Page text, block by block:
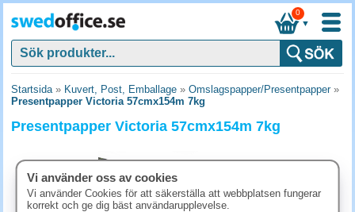
▼
0
Startsida» Kuvert, Post, Emballage » Omslagspapper/Presentpapper»
Presentpapper Victoria 57cmx154m 7kg
Presentpapper Victoria 57cmx154m 7kg
Vi använder oss av cookies
Vi använder Cookies för att säkerställa att webbplatsen fungerar
korrekt och ge dig bäst användarupplevelse.